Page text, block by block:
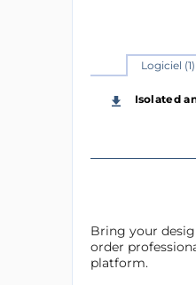
Logiciel (1)
Isolated
Bring your
order
platform.